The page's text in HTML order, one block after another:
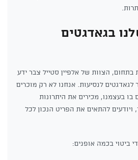
בגאדגטים
בתחום, הצוות של אלפיין סטייל צבר ידע
לנסיעות. אנחנו לא רק מוכרים
בעצמנו, מכירים את היתרונות
ויודעים להתאים את הפריט הנכון לכל
ביטוי בכמה אופנים: